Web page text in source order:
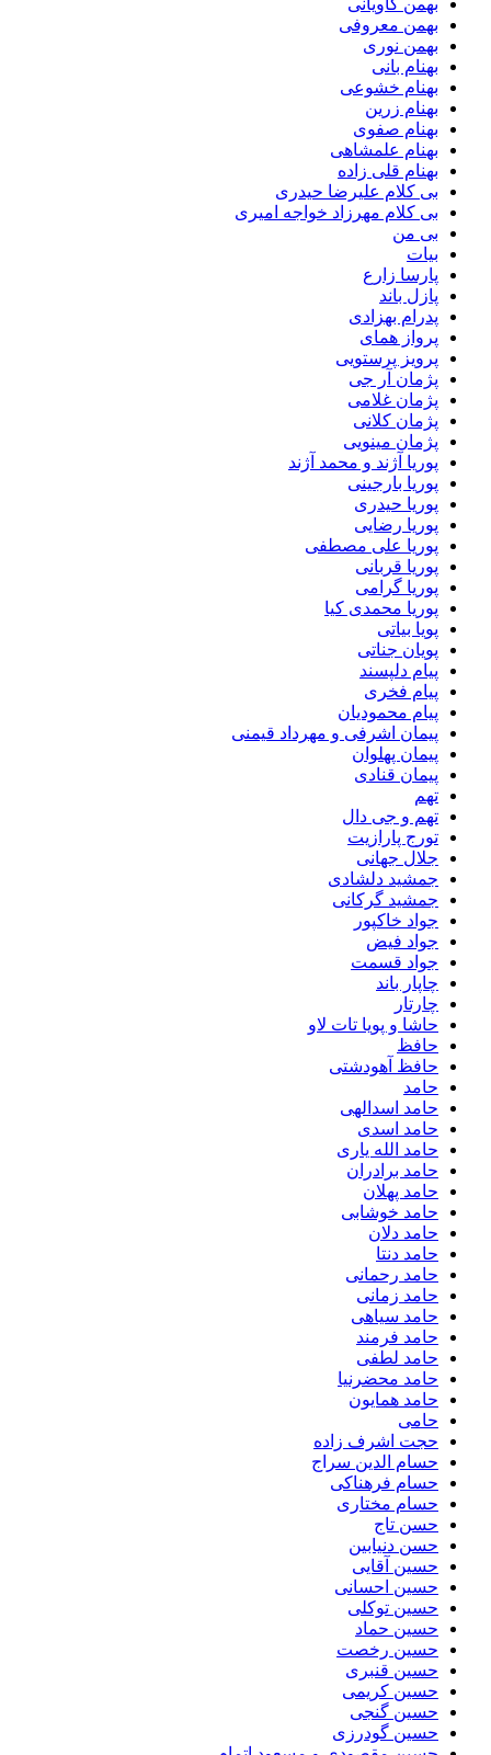
بهمن کاویانی
بهمن معروفی
بهمن نوری
بهنام بانی
بهنام خشوعی
بهنام زرین
بهنام صفوی
بهنام علمشاهی
بهنام قلی زاده
بی کلام علیرضا حیدری
بی کلام مهرزاد خواجه امیری
بی من
بیات
پارسا زارع
پازل باند
پدرام بهزادی
پرواز همای
پرویز پرستویی
پژمان آر جی
پژمان غلامی
پژمان کلانی
پژمان مینویی
پوریا آژند و محمد آژند
پوریا بارجینی
پوریا حیدری
پوریا رضایی
پوریا علی مصطفی
پوریا قربانی
پوریا گرامی
پوریا محمدی کیا
پویا بیاتی
پویان جناتی
پیام دلپسند
پیام فخری
پیام محمودیان
پیمان اشرفی و مهرداد قیمنی
پیمان پهلوان
پیمان قنادی
تهم
تهم و جی دال
تورج پارازیت
جلال جهانی
جمشید دلشادی
جمشید گرکانی
جواد خاکپور
جواد فیض
جواد قسمت
چاپار باند
چارتار
حاشا و پویا تات لاو
حافظ
حافظ آهودشتی
حامد
حامد اسدالهی
حامد اسدی
حامد الله یاری
حامد برادران
حامد پهلان
حامد خوشابی
حامد دلان
حامد دنتا
حامد رحمانی
حامد زمانی
حامد سیاهی
حامد فرمند
حامد لطفی
حامد محضرنیا
حامد همایون
حامی
حجت اشرف زاده
حسام الدین سراج
حسام فرهناکی
حسام مختاری
حسن تاج
حسن دنیابین
حسین آقایی
حسین احسانی
حسین توکلی
حسین حماد
حسین رخصت
حسین قنبری
حسین کریمی
حسین گنجی
حسین گودرزی